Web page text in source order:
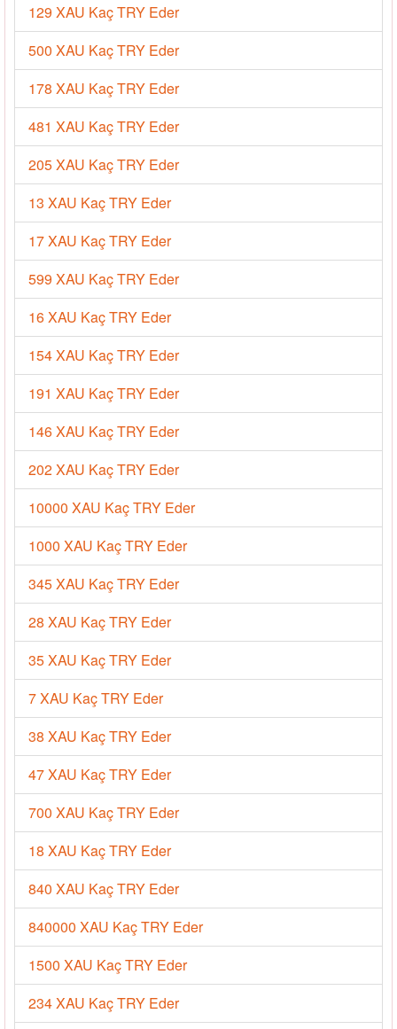
129 XAU Kaç TRY Eder
500 XAU Kaç TRY Eder
178 XAU Kaç TRY Eder
481 XAU Kaç TRY Eder
205 XAU Kaç TRY Eder
13 XAU Kaç TRY Eder
17 XAU Kaç TRY Eder
599 XAU Kaç TRY Eder
16 XAU Kaç TRY Eder
154 XAU Kaç TRY Eder
191 XAU Kaç TRY Eder
146 XAU Kaç TRY Eder
202 XAU Kaç TRY Eder
10000 XAU Kaç TRY Eder
1000 XAU Kaç TRY Eder
345 XAU Kaç TRY Eder
28 XAU Kaç TRY Eder
35 XAU Kaç TRY Eder
7 XAU Kaç TRY Eder
38 XAU Kaç TRY Eder
47 XAU Kaç TRY Eder
700 XAU Kaç TRY Eder
18 XAU Kaç TRY Eder
840 XAU Kaç TRY Eder
840000 XAU Kaç TRY Eder
1500 XAU Kaç TRY Eder
234 XAU Kaç TRY Eder